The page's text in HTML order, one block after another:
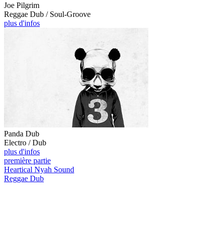
Joe Pilgrim
Reggae Dub / Soul-Groove
plus d'infos
Panda Dub
Electro / Dub
plus d'infos
première partie
Heartical Nyah Sound
Reggae Dub